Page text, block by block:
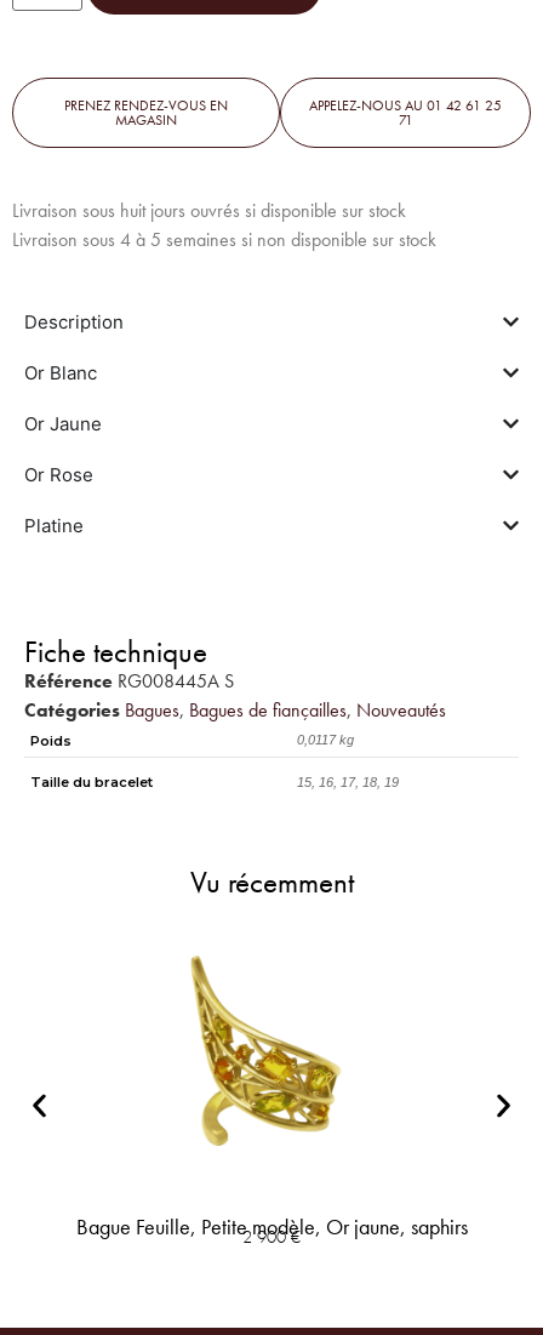
PRENEZ RENDEZ-VOUS EN
MAGASIN
APPELEZ-NOUS AU 01 42 61 25
71
Livraison sous huit jours ouvrés si disponible sur stock
Livraison sous 4 à 5 semaines si non disponible sur stock
Description
Or Blanc
Or Jaune
Or Rose
Platine
Fiche technique
Référence RG008445A S
Catégories Bagues, Bagues de fiançailles, Nouveautés
Poids 0,0117 kg
Taille du bracelet 15, 16, 17, 18, 19
Vu récemment
Bague Feuille, Petite modèle, Or jaune, saphirs
2 900€